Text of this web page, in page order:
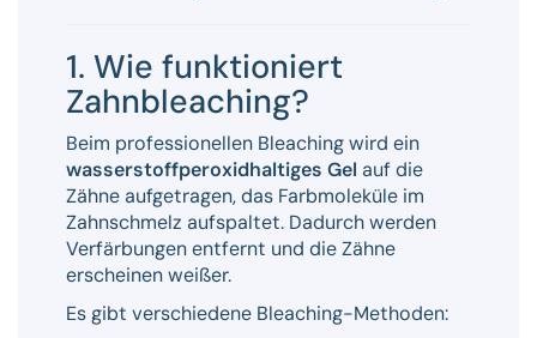
1. Wie funktioniert
Zahnbleaching?
Beim professionellen Bleaching wird ein
wasserstoffperoxidhaltiges Gel auf die
Zähne aufgetragen, das Farbmoleküle im
Zahnschmelz aufspaltet. Dadurch werden
Verfärbungen entfernt und die Zähne
erscheinen weißer.
Es gibt verschiedene Bleaching-Methoden: